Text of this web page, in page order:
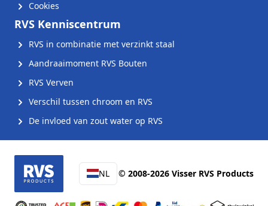
Cookies
RVS Kenniscentrum
RVS in combinatie met verzinkt staal
Aandraaimoment RVS Bouten
RVS Verven
Verschil tussen chroom en RVS
De invloed van zout water op RVS
NL © 2008-2026 Visser RVS Products